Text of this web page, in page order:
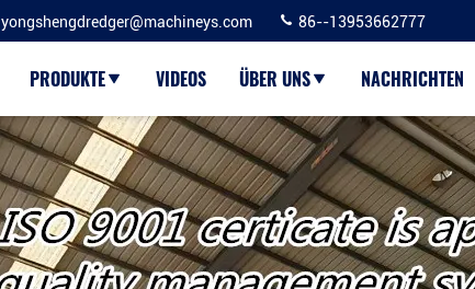
yongshengdredger@machineys.com 86--13953662777
PRODUKTE VIDEOS ÜBER UNS NACHRICHTEN